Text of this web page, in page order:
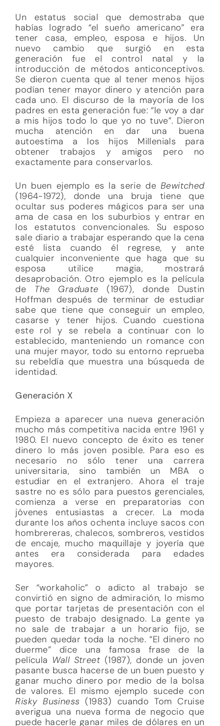
Un estatus social que demostraba que
habías logrado “el sueño americano” era
tener casa, empleo, esposa e hijos. Un
nuevo cambio que surgió en esta
generación fue el control natal y la
introducción de métodos anticonceptivos.
Se dieron cuenta que al tener menos hijos
podían tener mayor dinero y atención para
cada uno. El discurso de la mayoría de los
padres en esta generación fue: “le voy a dar
a mis hijos todo lo que yo no tuve”. Dieron
mucha atención en dar una buena
autoestima a los hijos Millenials para
obtener trabajos y amigos pero no
exactamente para conservarlos.
Un buen ejemplo es la serie deBewitched
(1964-1972), donde una bruja tiene que
ocultar sus poderes mágicos para ser una
ama de casa en los suburbios y entrar en
los estatutos convencionales. Su esposo
sale diario a trabajar esperando que la cena
esté lista cuando él regrese, y ante
cualquier inconveniente que haga que su
esposa utilice magia, mostrará
desaprobación. Otro ejemplo es la película
de The Graduate (1967), donde Dustin
Hoffman después de terminar de estudiar
sabe que tiene que conseguir un empleo,
casarse y tener hijos. Cuando cuestiona
este rol y se rebela a continuar con lo
establecido, manteniendo un romance con
una mujer mayor, todo su entorno reprueba
su rebeldía que muestra una búsqueda de
identidad.
Generación X
Empieza a aparecer una nueva generación
mucho más competitiva nacida entre 1961 y
1980. El nuevo concepto de éxito es tener
dinero lo más joven posible. Para eso es
necesario no sólo tener una carrera
universitaria, sino también un MBA o
estudiar en el extranjero. Ahora el traje
sastre no es sólo para puestos gerenciales,
comienza a verse en preparatorias con
jóvenes entusiastas a crecer. La moda
durante los años ochenta incluye sacos con
hombrereras, chalecos, sombreros, vestidos
de encaje, mucho maquillaje y joyería que
antes era considerada para edades
mayores.
Ser “workaholic” o adicto al trabajo se
convirtió en signo de admiración, lo mismo
que portar tarjetas de presentación con el
puesto de trabajo designado. La gente ya
no sale de trabajar a un horario fijo, se
pueden quedar toda la noche. “El dinero no
duerme” dice una famosa frase de la
película Wall Street (1987), donde un joven
pasante busca hacerse de un buen puesto y
ganar mucho dinero por medio de la bolsa
de valores. El mismo ejemplo sucede con
Risky Business (1983) cuando Tom Cruise
averigua una nueva forma de negocio que
puede hacerle ganar miles de dólares en un